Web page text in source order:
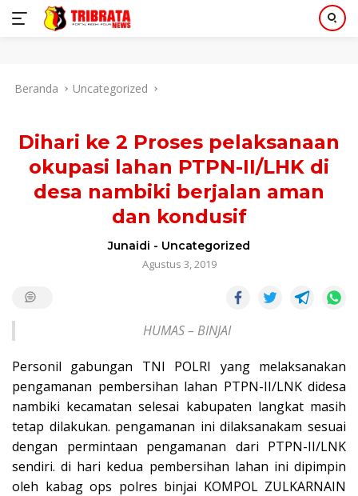
Beranda Uncategorized
Dihari ke 2 Proses pelaksanaan
okupasi lahan PTPN-II/LHK di
desa nambiki berjalan aman
dan kondusif
Junaidi - Uncategorized
Agustus 3, 2019
HUMAS – BINJAI
Personil gabungan TNI POLRI yang melaksanakan
pengamanan pembersihan lahan PTPN-II/LNK didesa
nambiki kecamatan selesai kabupaten langkat masih
tetap dilakukan. pengamanan ini dilaksanakam sesuai
dengan permintaan pengamanan dari PTPN-II/LNK
sendiri. di hari kedua pembersihan lahan ini dipimpin
oleh kabag ops polres binjai KOMPOL ZULKARNAIN